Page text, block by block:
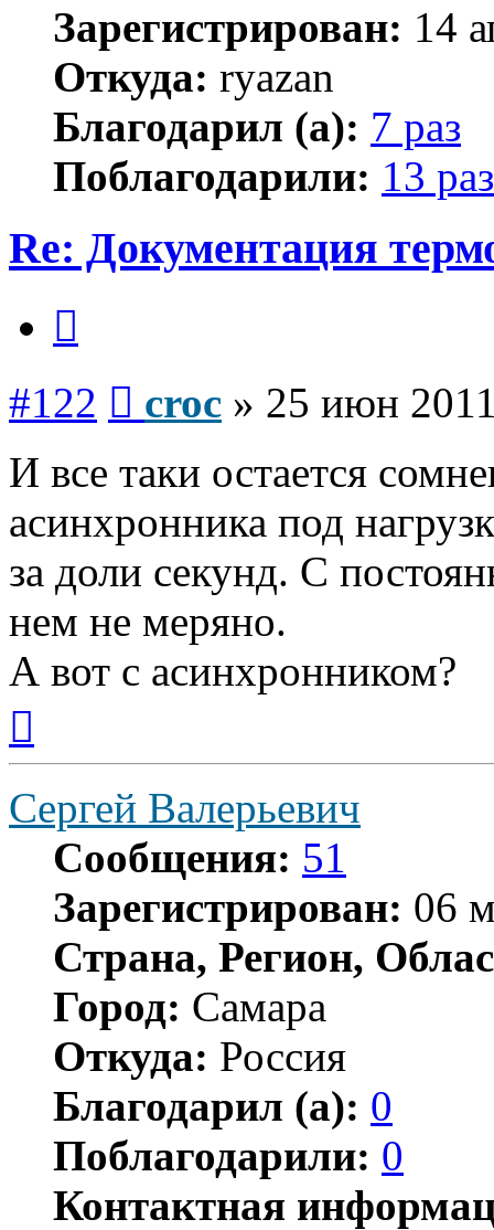
Зарегистрирован: 14
Откуда: ryazan
Благодарил (а): 7 раз
Поблагодарили: 13 раз
Re: Документация
#122 croc » 25 июн
И все таки остается
асинхронника под
за доли секунд. С
нем не меряно.
А вот с асинхронником?
началу
Сергей Валерьевич
Сообщения: 51
Зарегистрирован: 06
Страна, Регион,
Город: Самара
Откуда: Россия
Благодарил (а): 0
Поблагодарили: 0
Контактная